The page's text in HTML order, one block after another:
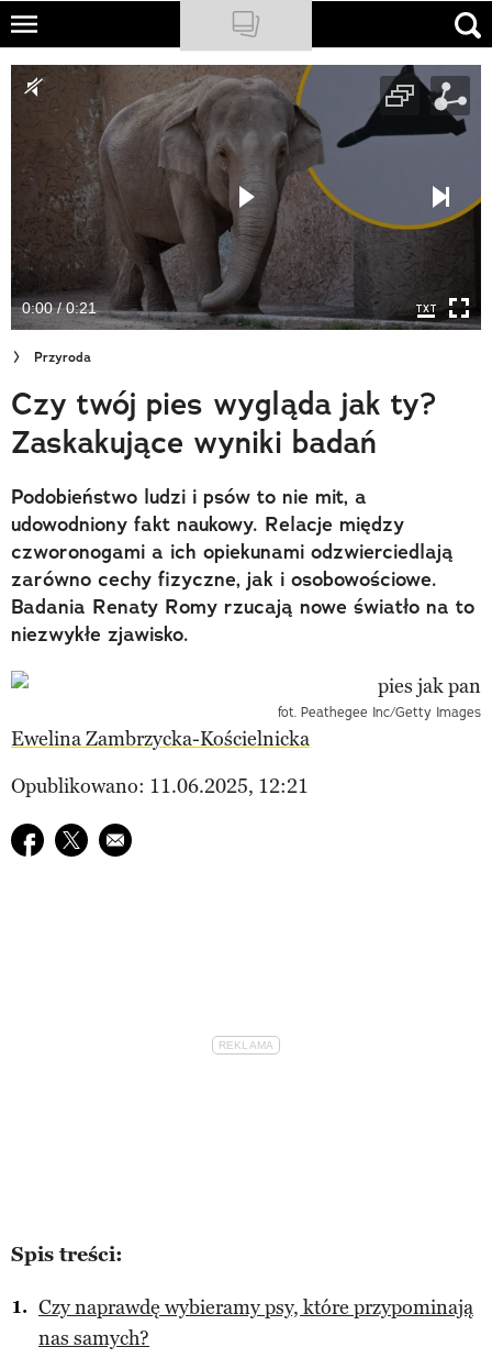
Skip
main
content
NATIONAL GEOGRAPHIC
TRAVELER
PODCASTY
Sklep
Newsletter
Cuda Polski
Wielki Konkurs Fotograficzny
Trendbook Podróżniczy
Polecane
0:00 / 0:21
Przyroda
Czy twój pies wygląda jak ty?
Zaskakujące wyniki badań
Podobieństwo ludzi i psów to nie mit, a
udowodniony fakt naukowy. Relacje między
czworonogami a ich opiekunami odzwierciedlają
zarówno cechy fizyczne, jak i osobowościowe.
Badania Renaty Romy rzucają nowe światło na to
niezwykłe zjawisko.
fot. Peathegee Inc/Getty Images
Ewelina Zambrzycka-Kościelnicka
Opublikowano: 11.06.2025, 12:21
Udostępnij na facebook
Udostępnij na twitter
E-mail do przyjaciela
Spis treści:
Czy naprawdę wybieramy psy, które przypominają
nas samych?